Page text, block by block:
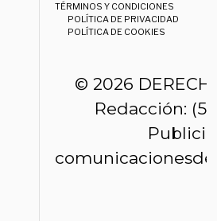
TÉRMINOS Y CONDICIONES
POLÍTICA DE PRIVACIDAD
POLÍTICA DE COOKIES
© 2026
Redacción: